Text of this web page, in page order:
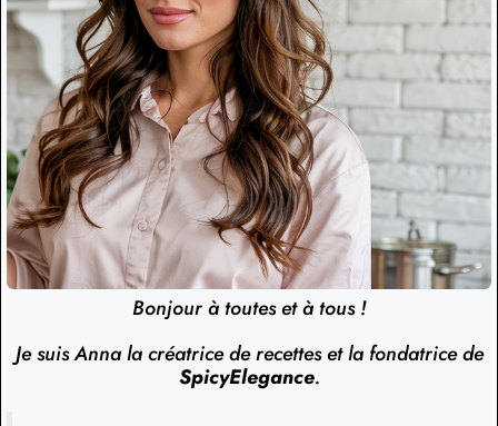
Bonjour à toutes et à tous !
Je suis Anna la créatrice de recettes et la fondatrice de
SpicyElegance.